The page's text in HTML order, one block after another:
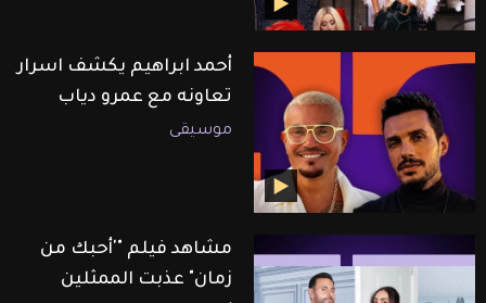
أحمد ابراهيم يكشف اسرار
تعاونه مع عمرو دياب
موسيقى
مشاهد فيلم "'أحبك من
زمان" عذبت الممثلين